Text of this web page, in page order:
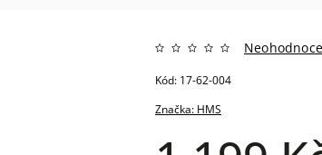
Značka: HMS
Kód: 17-62-004